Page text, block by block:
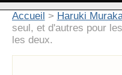
Accueil > Haruki
seul, et d'autres pour
les deux.